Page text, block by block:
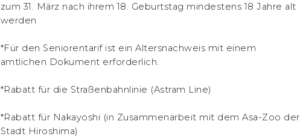
zum 31. März nach ihrem 18. Geburtstag mindestens 18 Jahre alt
werden
*Für den Seniorentarif ist ein Altersnachweis mit einem
amtlichen Dokument erforderlich.
*Rabatt für die Straßenbahnlinie (Astram Line)
*Rabatt für Nakayoshi (in Zusammenarbeit mit dem Asa-Zoo der
Stadt Hiroshima)